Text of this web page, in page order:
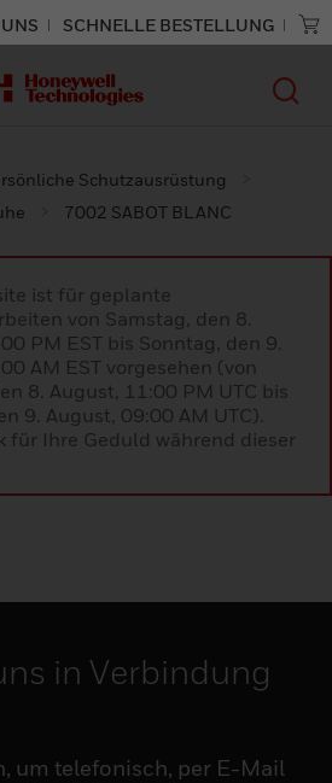
SCHNELLE BESTELLUNG
Schutzausrüstung
7002 SABOT BLANC
ist für geplante
von Samstag, den 8.
PM EST bis Sonntag, den 9.
AM EST vorgesehen (von
8. August, 11:00 PM UTC bis
9. August, 09:00 AM UTC).
für Ihre Geduld während dieser
in Verbindung
um telefonisch, per E-Mail